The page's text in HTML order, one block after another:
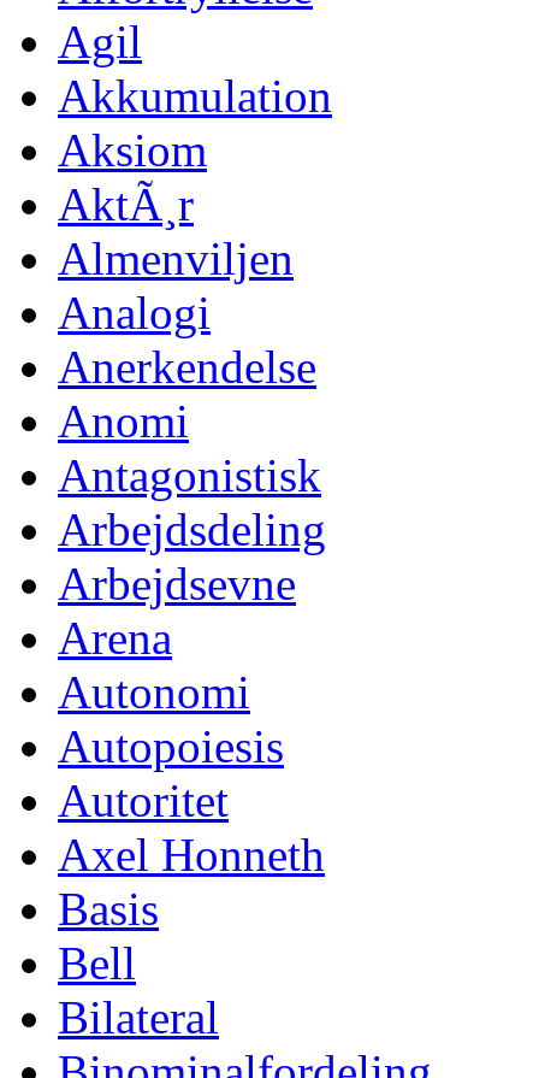
Agil
Akkumulation
Aksiom
AktÃ¸r
Almenviljen
Analogi
Anerkendelse
Anomi
Antagonistisk
Arbejdsdeling
Arbejdsevne
Arena
Autonomi
Autopoiesis
Autoritet
Axel Honneth
Basis
Bell
Bilateral